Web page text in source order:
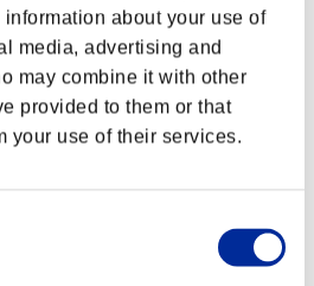
about your use of
media, advertising and
may combine it with other
provided to them or that
your use of their services.
moins